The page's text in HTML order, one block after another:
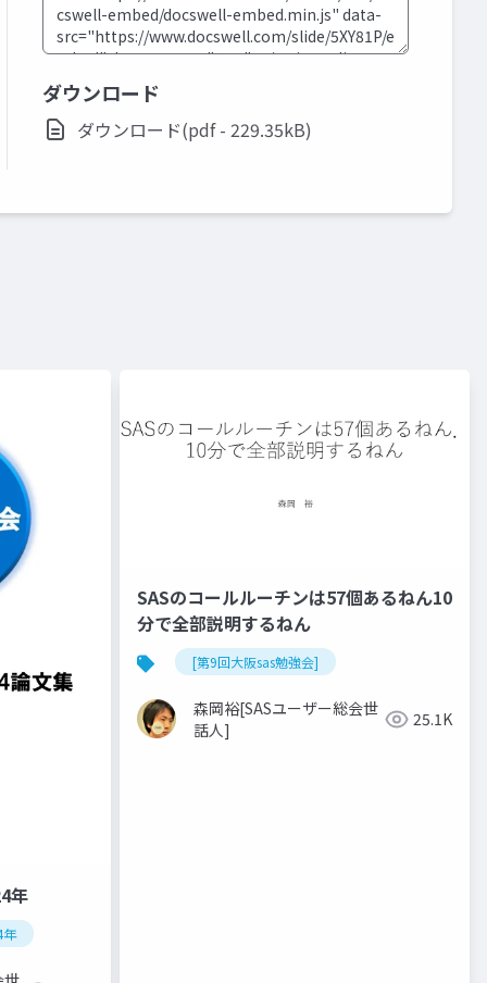
ダウンロード
ダウンロード(pdf - 229.35kB)
年
年
SASのコールルーチンは57個あるねん10
分で全部説明するねん
[第9回大阪sas勉強会]
森岡裕[SASユーザー総会世
話人]
25.1K